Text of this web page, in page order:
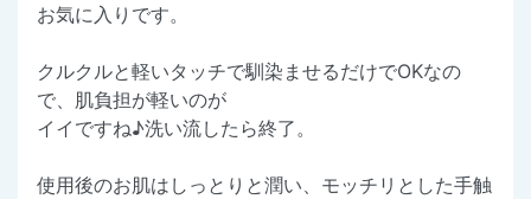
お気に入りです。
クルクルと軽いタッチで馴染ませるだけでOKなの
で、肌負担が軽いのが
イイですね♪洗い流したら終了。
使用後のお肌はしっとりと潤い、モッチリとした手触